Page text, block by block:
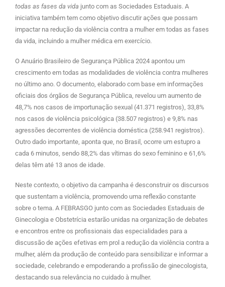
todas as fases da vida junto com as Sociedades Estaduais. A
iniciativa também tem como objetivo discutir ações que possam
impactar na redução da violência contra a mulher em todas as fases
da vida, incluindo a mulher médica em exercício.
O Anuário Brasileiro de Segurança Pública 2024 apontou um
crescimento em todas as modalidades de violência contra mulheres
no último ano. O documento, elaborado com base em informações
oficiais dos órgãos de Segurança Pública, revelou um aumento de
48,7% nos casos de importunação sexual (41.371 registros), 33,8%
nos casos de violência psicológica (38.507 registros) e 9,8% nas
agressões decorrentes de violência doméstica (258.941 registros).
Outro dado importante, aponta que, no Brasil, ocorre um estupro a
cada 6 minutos, sendo 88,2% das vítimas do sexo feminino e 61,6%
delas têm até 13 anos de idade.
Neste contexto, o objetivo da campanha é desconstruir os discursos
que sustentam a violência, promovendo uma reflexão constante
sobre o tema. A FEBRASGO junto com as Sociedades Estaduais de
Ginecologia e Obstetrícia estarão unidas na organização de debates
e encontros entre os profissionais das especialidades para a
discussão de ações efetivas em prol a redução da violência contra a
mulher, além da produção de conteúdo para sensibilizar e informar a
sociedade, celebrando e empoderando a profissão de ginecologista,
destacando sua relevância no cuidado à mulher.